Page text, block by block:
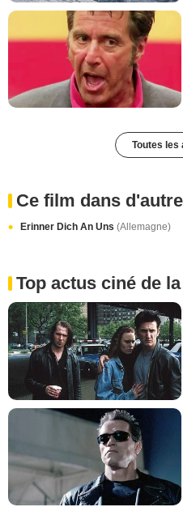
Toutes les
Ce film dans
Erinner Dich An Uns (Allemagne)
Top actus ciné de